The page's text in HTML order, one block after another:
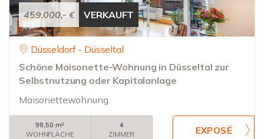
459.000,- € VERKAUFT
Düsseldorf - Düsseltal
Schöne Maisonette-Wohnung in Düsseltal zur
Selbstnutzung oder Kapitalanlage
Maisonettewohnung
98,50 m²
WOHNFLÄCHE
4
ZIMMER